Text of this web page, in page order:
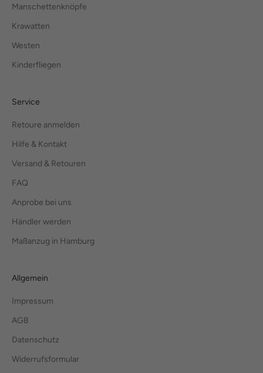
Manschettenknöpfe
Krawatten
Westen
Kinderfliegen
Service
Retoure anmelden
Hilfe & Kontakt
Versand & Retouren
FAQ
Anprobe bei uns
Händler werden
Maßanzug in Hamburg
Allgemein
Impressum
AGB
Datenschutz
Widerrufsformular